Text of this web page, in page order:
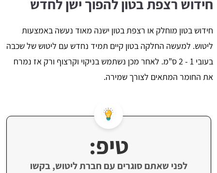
חידוש רצפת בטון להפוך ישן לחדש
חידוש בטון מוחלק או רצפת בטון ישנה מאוד נעשה באמצעות
ליטוש. למעשה החלקה בטון קיים תמיד נחדש עם ליטוש של שכבה
בעובי 1 - 2 ס"מ. לאחר מכן נשתמש בניקוי וקרצוף ורק אז נמרח
את החומר המתאים לצורך שמירה.
טיפ:
לפני שאתם סוגרים עם חברת ליטוש, בקשו